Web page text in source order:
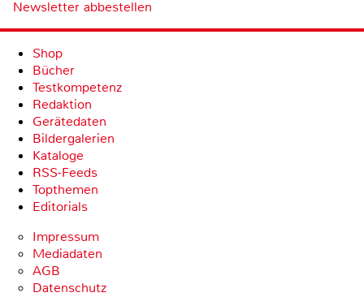
Newsletter abbestellen
Shop
Bücher
Testkompetenz
Redaktion
Gerätedaten
Bildergalerien
Kataloge
RSS-Feeds
Topthemen
Editorials
Impressum
Mediadaten
AGB
Datenschutz